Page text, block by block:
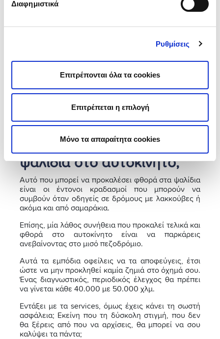
Διαφημιστικά
Ρυθμίσεις
Επιτρέπονται όλα τα cookies
Επιτρέπεται η επιλογή
Μόνο τα απαραίτητα cookies
τότε το ψαλίδι θα έχει κενά (τζόγο). Ως αποτέλεσμα
διεύθυνσης και ανώμαλη φθορά τωνελαστικών.
– Με αυτά
και στα μπαλάκια μπορούν να οδηγήσουν επίσης
στην παραμόρφωση ή πλήρης καταστροφή του
ψαλιδιού. Συνήθως, τα περισσότερα προβλήματα
οφείλονται στα μπαλάκια.
💡 Διάβασε επίσης:Ιμάντας χρονισμού & θόρυβος:
⏳ Πότε αλλάζουμε τα
ψαλίδια στο αυτοκίνητο;
Αυτό που μπορεί να προκαλέσει φθορά στα ψαλίδια
είναι οι έντονοι κραδασμοί που μπορούν να
συμβούν όταν οδηγείς σε δρόμους με λακκούβες ή
ακόμα και από σαμαράκια.
Επίσης, μία λάθος συνήθεια που προκαλεί τελικά και
φθορά στο αυτοκίνητο είναι να παρκάρεις
ανεβαίνοντας στο μισό πεζοδρόμιο.
Αυτά τα εμπόδια οφείλεις να τα αποφεύγεις, έτσι
ώστε να μην προκληθεί καμία ζημιά στο όχημά σου.
Ένας διαγνωστικός, περιοδικός έλεγχος θα πρέπει
να γίνεται κάθε 40.000 με 50.000 χλμ.
Εντάξει με τα services, όμως έχεις κάνει τη σωστή
ασφάλεια; Εκείνη που τη δύσκολη στιγμή, που δεν
θα ξέρεις από που να αρχίσεις, θα μπορεί να σου
καλύψει τα πάντα;